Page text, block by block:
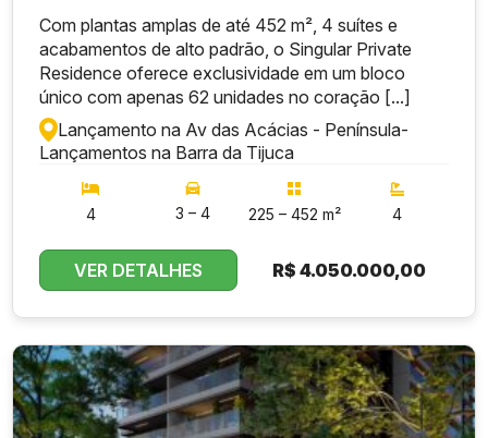
Com plantas amplas de até 452 m², 4 suítes e
acabamentos de alto padrão, o Singular Private
Residence oferece exclusividade em um bloco
único com apenas 62 unidades no coração [...]
Lançamento na Av das Acácias - Península-
Lançamentos na Barra da Tijuca
4 3 – 4 225 – 452 m² 4
VER DETALHES R$4.050.000,00